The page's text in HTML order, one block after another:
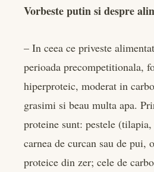
Vorbeste putin si despre
– In ceea ce priveste
perioada precompetitionala,
hiperproteic, moderat in
grasimi si beau multa apa.
proteine sunt: pestele
carnea de curcan sau de pui,
proteice din zer; cele de